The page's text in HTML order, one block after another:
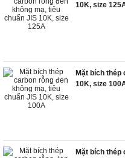
10K, size
Mặt bích thép
10K, size
Mặt bích thép